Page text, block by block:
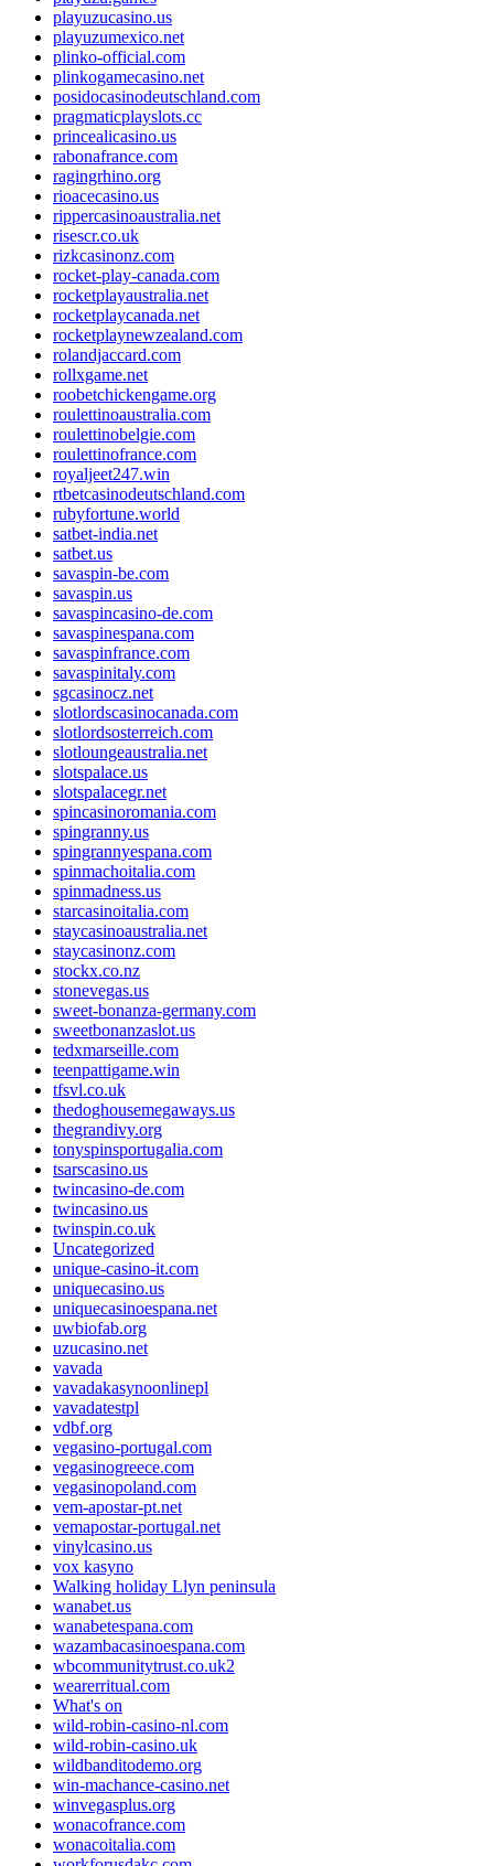
playuzucasino.us
playuzumexico.net
plinko-official.com
plinkogamecasino.net
posidocasinodeutschland.com
pragmaticplayslots.cc
princealicasino.us
rabonafrance.com
ragingrhino.org
rioacecasino.us
rippercasinoaustralia.net
risescr.co.uk
rizkcasinonz.com
rocket-play-canada.com
rocketplayaustralia.net
rocketplaycanada.net
rocketplaynewzealand.com
rolandjaccard.com
rollxgame.net
roobetchickengame.org
roulettinoaustralia.com
roulettinobelgie.com
roulettinofrance.com
royaljeet247.win
rtbetcasinodeutschland.com
rubyfortune.world
satbet-india.net
satbet.us
savaspin-be.com
savaspin.us
savaspincasino-de.com
savaspinespana.com
savaspinfrance.com
savaspinitaly.com
sgcasinocz.net
slotlordscasinocanada.com
slotlordsosterreich.com
slotloungeaustralia.net
slotspalace.us
slotspalacegr.net
spincasinoromania.com
spingranny.us
spingrannyespana.com
spinmachoitalia.com
spinmadness.us
starcasinoitalia.com
staycasinoaustralia.net
staycasinonz.com
stockx.co.nz
stonevegas.us
sweet-bonanza-germany.com
sweetbonanzaslot.us
tedxmarseille.com
teenpattigame.win
tfsvl.co.uk
thedoghousemegaways.us
thegrandivy.org
tonyspinsportugalia.com
tsarscasino.us
twincasino-de.com
twincasino.us
twinspin.co.uk
Uncategorized
unique-casino-it.com
uniquecasino.us
uniquecasinoespana.net
uwbiofab.org
uzucasino.net
vavada
vavadakasynoonlinepl
vavadatestpl
vdbf.org
vegasino-portugal.com
vegasinogreece.com
vegasinopoland.com
vem-apostar-pt.net
vemapostar-portugal.net
vinylcasino.us
vox kasyno
Walking holiday Llyn peninsula
wanabet.us
wanabetespana.com
wazambacasinoespana.com
wbcommunitytrust.co.uk2
wearerritual.com
What's on
wild-robin-casino-nl.com
wild-robin-casino.uk
wildbanditodemo.org
win-machance-casino.net
winvegasplus.org
wonacofrance.com
wonacoitalia.com